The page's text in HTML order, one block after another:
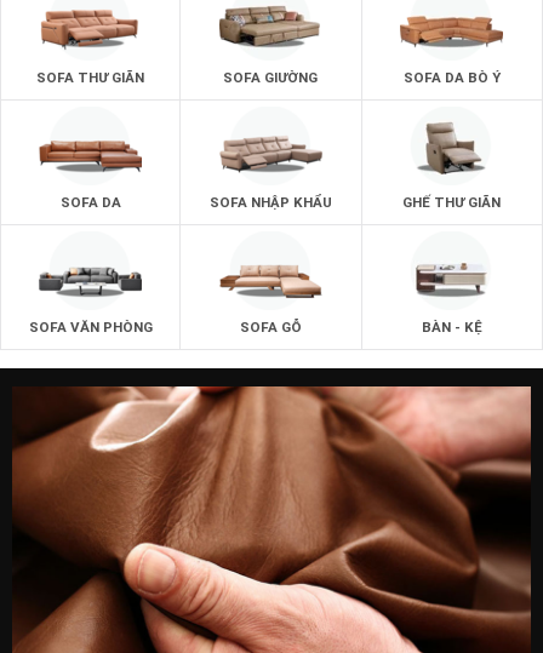
SOFA THƯ GIÃN SOFA GIƯỜNG SOFA DA BÒ Ý
SOFA DA SOFA NHẬP KHẨU GHẾ THƯ GIÃN
SOFA VĂN PHÒNG SOFA GỖ BÀN - KỆ